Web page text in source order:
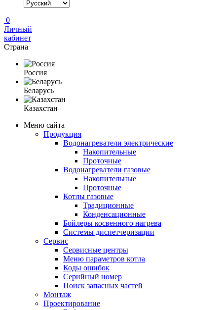
0
Личный
кабинет
Страна
Россия
Беларусь
Казахстан
Меню сайта
Продукция
Водонагреватели электрические
Накопительные
Проточные
Водонагреватели газовые
Накопительные
Проточные
Котлы газовые
Традиционные
Конденсационные
Бойлеры косвенного нагрева
Системы диспетчеризации
Сервис
Сервисные центры
Меню параметров котла
Коды ошибок
Серийный номер
Поиск запасных частей
Монтаж
Проектирование